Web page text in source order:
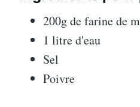
200g de farine de
1 litre d'eau
Sel
Poivre